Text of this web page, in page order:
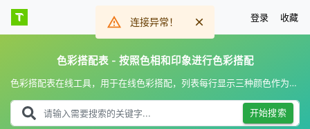
登录 收藏
色彩搭配表 - 按照色相和印象进行色彩搭配
色彩搭配表在线工具，用于在线色彩搭配，列表每行显示三种颜色作为一组色彩搭配，支持按照色相和印象两种方式分类查看。
开始搜索
连接异常！